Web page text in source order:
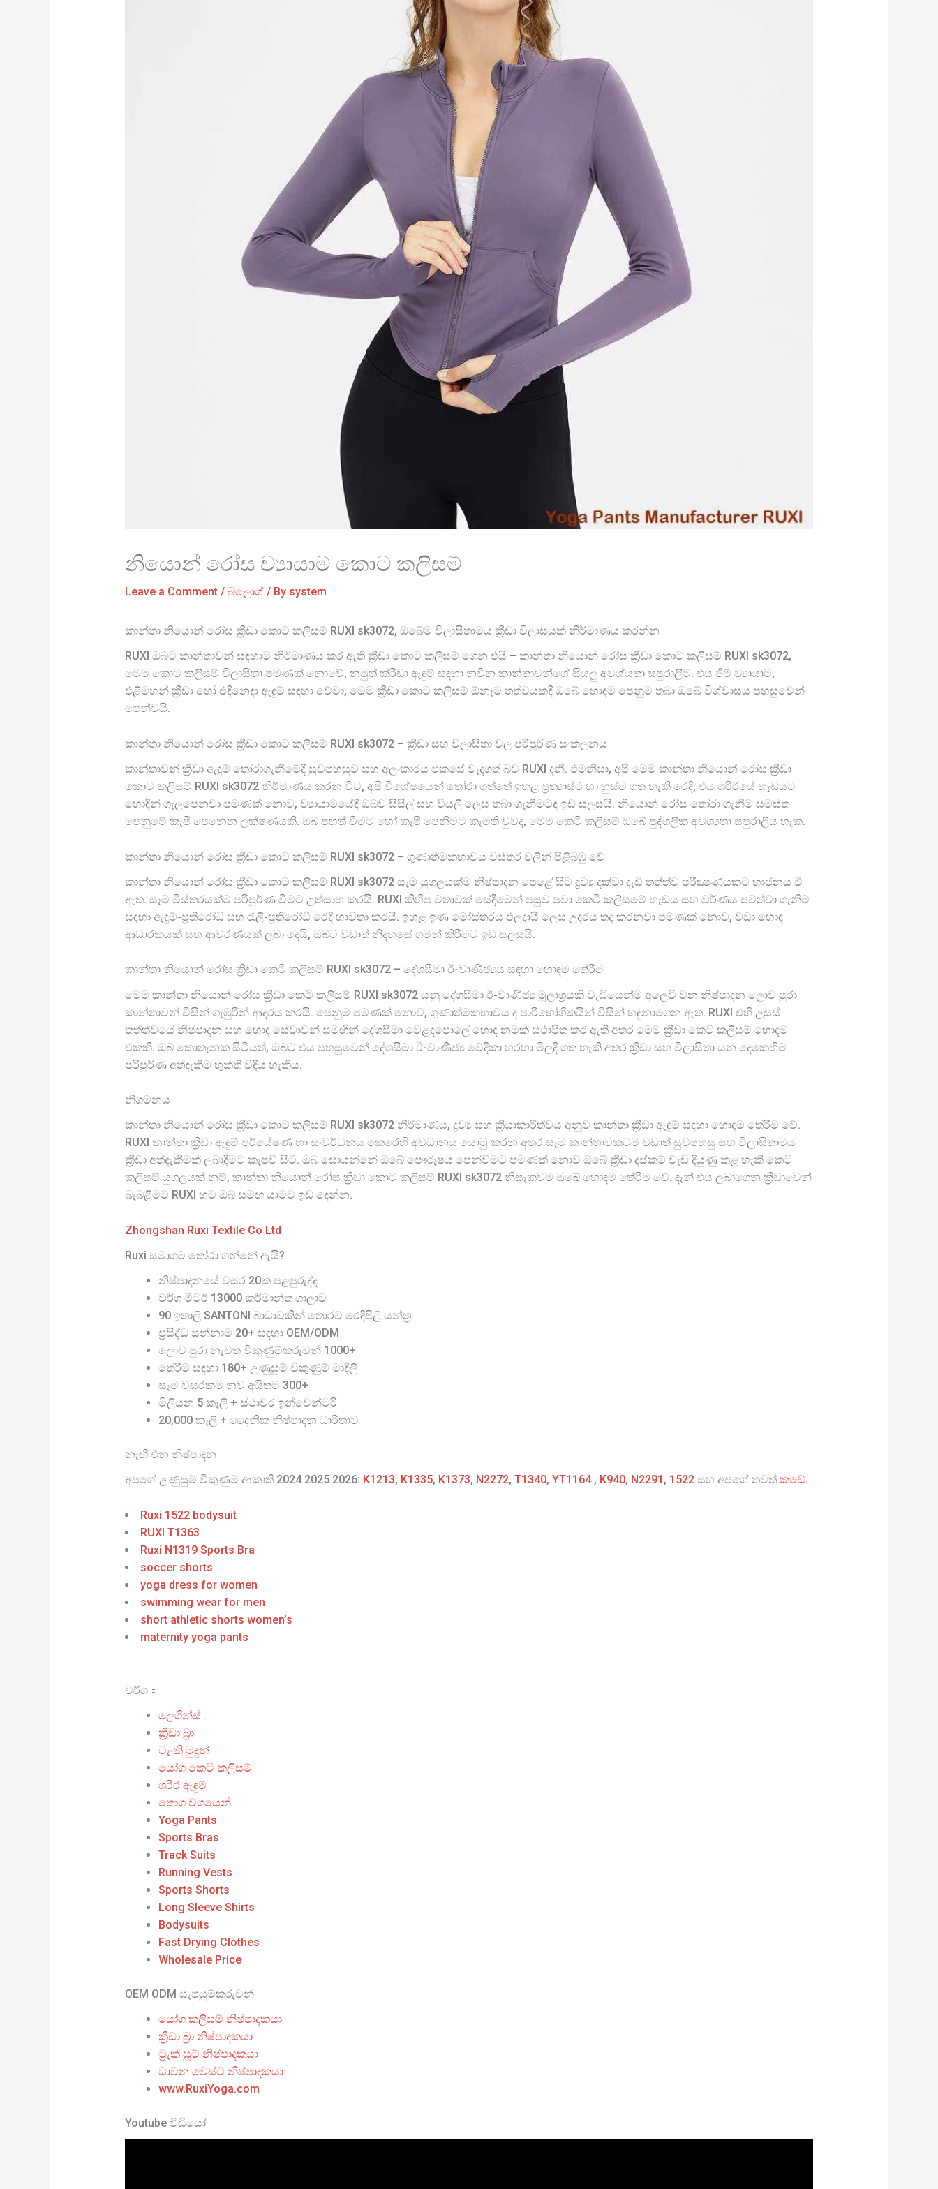
නියොන් රෝස ව්‍යායාම කොට කලිසම්
Leave a Comment / බ්ලොග්/ By system
කාන්තා නියොන් රෝස ක්‍රීඩා කොට කලිසම් RUXI sk3072, ඔබේම විලාසිතාමය ක්‍රීඩා විලාසයක් නිර්මාණය කරන්න
RUXI ඔබට කාන්තාවන් සඳහාම නිර්මාණය කර ඇති ක්‍රීඩා කොට කලිසම් ගෙන එයි – කාන්තා නියොන් රෝස ක්‍රීඩා කොට කලිසම් RUXI sk3072,
මෙම කොට කලිසම් විලාසිතා පමණක් නොවේ, නමුත් ක්රීඩා ඇඳුම් සඳහා නවීන කාන්තාවන්ගේ සියලු අවශ්යතා සපුරාලීම. එය ජිම් ව්‍යායාම,
එළිමහන් ක්‍රීඩා හෝ එදිනෙදා ඇඳුම් සඳහා වේවා, මෙම ක්‍රීඩා කොට කලිසම් ඕනෑම තත්වයකදී ඔබේ හොඳම පෙනුම තබා ඔබේ විශ්වාසය පහසුවෙන්
පෙන්වයි.
කාන්තා නියොන් රෝස ක්‍රීඩා කොට කලිසම් RUXI sk3072 – ක්‍රීඩා සහ විලාසිතා වල පරිපූර්ණ සංකලනය
කාන්තාවන් ක්‍රීඩා ඇඳුම් තෝරාගැනීමේදී සුවපහසුව සහ අලංකාරය එකසේ වැදගත් බව RUXI දනී. එමනිසා, අපි මෙම කාන්තා නියොන් රෝස ක්‍රීඩා
කොට කලිසම් RUXI sk3072 නිර්මාණය කරන විට, අපි විශේෂයෙන් තෝරා ගත්තේ ඉහළ ප්‍රත්‍යාස්ථ හා හුස්ම ගත හැකි රෙදි, එය ශරීරයේ හැඩයට
හොඳින් ගැලපෙනවා පමණක් නොව, ව්‍යායාමයේදී ඔබව සිසිල් සහ වියලි ලෙස තබා ගැනීමටද ඉඩ සලසයි. නියොන් රෝස තෝරා ගැනීම සමස්ත
පෙනුමේ කැපී පෙනෙන ලක්ෂණයකි. ඔබ පහත් වීමට හෝ කැපී පෙනීමට කැමති වුවද, මෙම කෙටි කලිසම් ඔබේ පුද්ගලික අවශ්‍යතා සපුරාලිය හැක.
කාන්තා නියොන් රෝස ක්‍රීඩා කොට කලිසම් RUXI sk3072 – ගුණාත්මකභාවය විස්තර වලින් පිළිබිඹු වේ
කාන්තා නියොන් රෝස ක්‍රීඩා කොට කලිසම් RUXI sk3072 සෑම යුගලයක්ම නිෂ්පාදන පෙළේ සිට ද්‍රව්‍ය දක්වා දැඩි තත්ත්ව පරීක්‍ෂණයකට භාජනය වී
ඇත. සෑම විස්තරයක්ම පරිපූර්ණ වීමට උත්සාහ කරයි. RUXI කිහිප වතාවක් සේදීමෙන් පසුව පවා කෙටි කලිසමේ හැඩය සහ වර්ණය පවත්වා ගැනීම
සඳහා ඇඳුම්-ප්‍රතිරෝධී සහ රැලි-ප්‍රතිරෝධී රෙදි භාවිතා කරයි. ඉහළ ඉණ මෝස්තරය ඵලදායී ලෙස උදරය තද කරනවා පමණක් නොව, වඩා හොඳ
ආධාරකයක් සහ ආවරණයක් ලබා දෙයි, ඔබට වඩාත් නිදහසේ ගමන් කිරීමට ඉඩ සලසයි.
කාන්තා නියොන් රෝස ක්‍රීඩා කෙටි කලිසම් RUXI sk3072 – දේශසීමා ඊ-වාණිජ්‍යය සඳහා හොඳම තේරීම
මෙම කාන්තා නියොන් රෝස ක්‍රීඩා කෙටි කලිසම් RUXI sk3072 යනු දේශසීමා ඊ-වාණිජ්‍ය මූලාශ්‍රයකි වැඩියෙන්ම අලෙවි වන නිෂ්පාදන ලොව පුරා
කාන්තාවන් විසින් ගැඹුරින් ආදරය කරයි. පෙනුම පමණක් නොව, ගුණාත්මකභාවය ද පාරිභෝගිකයින් විසින් හඳුනාගෙන ඇත. RUXI එහි උසස්
තත්ත්වයේ නිෂ්පාදන සහ හොඳ සේවාවන් සමඟින් දේශසීමා වෙළඳපොලේ හොඳ නමක් ස්ථාපිත කර ඇති අතර මෙම ක්‍රීඩා කෙටි කලිසම් හොඳම
එකකි. ඔබ කොතැනක සිටියත්, ඔබට එය පහසුවෙන් දේශසීමා ඊ-වාණිජ්‍ය වේදිකා හරහා මිලදී ගත හැකි අතර ක්‍රීඩා සහ විලාසිතා යන දෙකෙහිම
පරිපූර්ණ අත්දැකීම භුක්ති විඳිය හැකිය.
නිගමනය
කාන්තා නියොන් රෝස ක්‍රීඩා කොට කලිසම් RUXI sk3072 නිර්මාණය, ද්‍රව්‍ය සහ ක්‍රියාකාරීත්වය අනුව කාන්තා ක්‍රීඩා ඇඳුම් සඳහා හොඳම තේරීම වේ.
RUXI කාන්තා ක්‍රීඩා ඇඳුම් පර්යේෂණ හා සංවර්ධනය කෙරෙහි අවධානය යොමු කරන අතර සෑම කාන්තාවකටම වඩාත් සුවපහසු සහ විලාසිතාමය
ක්‍රීඩා අත්දැකීමක් ලබාදීමට කැපවී සිටී. ඔබ සොයන්නේ ඔබේ පෞරුෂය පෙන්වීමට පමණක් නොව ඔබේ ක්‍රීඩා දස්කම් වැඩි දියුණු කළ හැකි කෙටි
කලිසම් යුගලයක් නම්, කාන්තා නියොන් රෝස ක්‍රීඩා කොට කලිසම් RUXI sk3072 නිසැකවම ඔබේ හොඳම තේරීම වේ. දැන් එය ලබාගෙන ක්‍රීඩාවෙන්
බැබළීමට RUXI හට ඔබ සමඟ යාමට ඉඩ දෙන්න.
Zhongshan Ruxi Textile Co Ltd
Ruxi සමාගම තෝරා ගන්නේ ඇයි?
නිෂ්පාදනයේ වසර 20ක පළපුරුද්ද
වර්ග මීටර් 13000 කර්මාන්ත ශාලාව
90 ඉතාලි SANTONI බාධාවකින් තොරව රෙදිපිළි යන්ත්‍ර
ප්‍රසිද්ධ සන්නාම 20+ සඳහා OEM/ODM
ලොව පුරා නැවත විකුණුම්කරුවන් 1000+
තේරීම සඳහා 180+ උණුසුම් විකුණුම් මාදිලි
සෑම වසරකම නව අයිතම 300+
මිලියන 5 කෑලි + ස්ථාවර ඉන්වෙන්ටරි
20,000 කෑලි + දෛනික නිෂ්පාදන ධාරිතාව
නැඟී එන නිෂ්පාදන
අපගේ උණුසුම් විකුණුම් ආකෘති 2024 2025 2026: K1213, K1335, K1373, N2272, T1340, YT1164, K940, N2291 , 1522 සහ අපගේ තවත් කඩේ.
Ruxi 1522 bodysuit
RUXI T1363
Ruxi N1319 Sports Bra
soccer shorts
yoga dress for women
swimming wear for men
short athletic shorts women’s
maternity yoga pants
වර්ග：
ලෙගින්ස්
ක්‍රීඩා බ්‍රා
ටැංකි මුදුන්
යෝග කෙටි කලිසම්
ශරීර ඇඳුම්
තොග වශයෙන්
Yoga Pants
Sports Bras
Track Suits
Running Vests
Sports Shorts
Long Sleeve Shirts
Bodysuits
Fast Drying Clothes
Wholesale Price
OEM ODM සැපයුම්කරුවන්
යෝග කලිසම් නිෂ්පාදකයා
ක්‍රීඩා බ්‍රා නිෂ්පාදකයා
ට්‍රැක් සූට් නිෂ්පාදකයා
ධාවන වෙස්ට් නිෂ්පාදකයා
www.RuxiYoga.com
Youtube වීඩියෝ